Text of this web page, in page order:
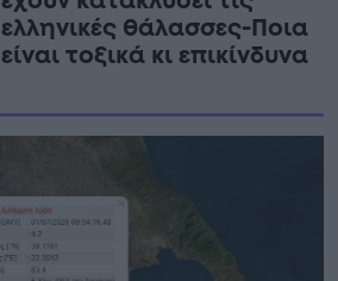
ελληνικές θάλασσες-Ποια
είναι τοξικά κι επικίνδυνα